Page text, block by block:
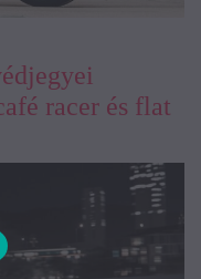
racer és flat